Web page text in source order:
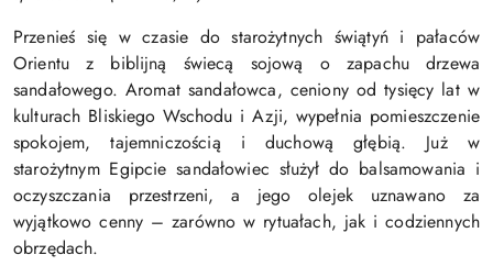
Przenieś się w czasie do starożytnych świątyń i pałaców
Orientu z biblijną świecą sojową o zapachu drzewa
sandałowego. Aromat sandałowca, ceniony od tysięcy lat w
kulturach Bliskiego Wschodu i Azji, wypełnia pomieszczenie
spokojem, tajemniczością i duchową głębią. Już w
starożytnym Egipcie sandałowiec służył do balsamowania i
oczyszczania przestrzeni, a jego olejek uznawano za
wyjątkowo cenny – zarówno w rytuałach, jak i codziennych
obrzędach.